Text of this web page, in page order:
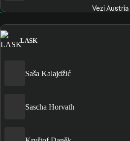
Vezi Austria
LASK
Saša Kalajdžić
Sascha Horvath